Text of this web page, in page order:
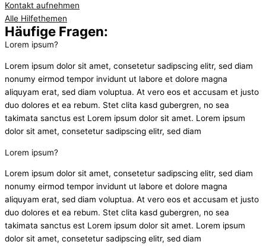
Kontakt aufnehmen
Alle Hilfethemen
Häufige Fragen:
Lorem ipsum?
Lorem ipsum dolor sit amet, consetetur sadipscing elitr, sed diam
nonumy eirmod tempor invidunt ut labore et dolore magna
aliquyam erat, sed diam voluptua. At vero eos et accusam et justo
duo dolores et ea rebum. Stet clita kasd gubergren, no sea
takimata sanctus est Lorem ipsum dolor sit amet. Lorem ipsum
dolor sit amet, consetetur sadipscing elitr, sed diam
Lorem ipsum?
Lorem ipsum dolor sit amet, consetetur sadipscing elitr, sed diam
nonumy eirmod tempor invidunt ut labore et dolore magna
aliquyam erat, sed diam voluptua. At vero eos et accusam et justo
duo dolores et ea rebum. Stet clita kasd gubergren, no sea
takimata sanctus est Lorem ipsum dolor sit amet. Lorem ipsum
dolor sit amet, consetetur sadipscing elitr, sed diam